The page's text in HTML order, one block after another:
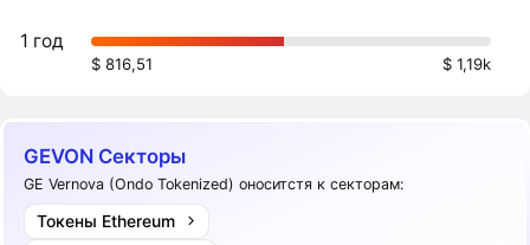
1 год
$ 816,51 $ 1,19k
GEVON Секторы
GE Vernova (Ondo Tokenized) оноситстя к секторам:
Токены Ethereum